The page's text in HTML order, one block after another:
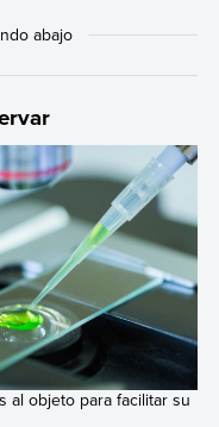
al objeto para facilitar su